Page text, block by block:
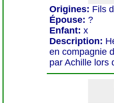
Origines: Fils
Épouse: ?
Enfant: x
Description:
en compagnie
par Achille lors